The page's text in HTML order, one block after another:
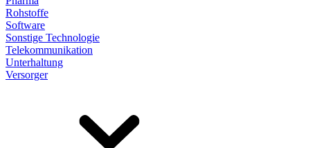
Rohstoffe
Software
Sonstige Technologie
Telekommunikation
Unterhaltung
Versorger